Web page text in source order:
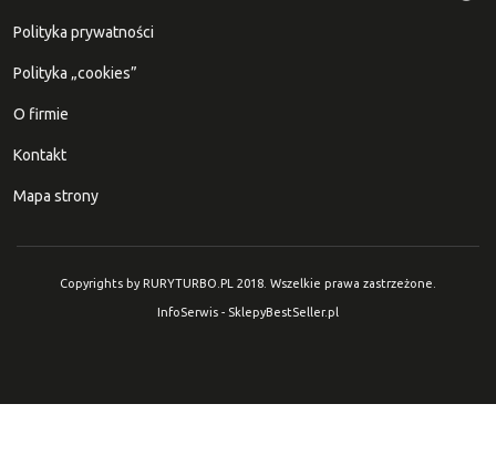
Polityka prywatności
Polityka „cookies”
O firmie
Kontakt
Mapa strony
Copyrights by RURYTURBO.PL 2018. Wszelkie prawa zastrzeżone.
InfoSerwis - SklepyBestSeller.pl